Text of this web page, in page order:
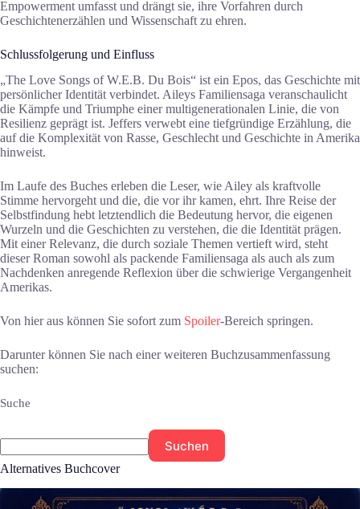
Empowerment umfasst und drängt sie, ihre Vorfahren durch
Geschichtenerzählen und Wissenschaft zu ehren.
Schlussfolgerung und Einfluss
„The Love Songs of W.E.B. Du Bois“ ist ein Epos, das Geschichte mit
persönlicher Identität verbindet. Aileys Familiensaga veranschaulicht
die Kämpfe und Triumphe einer multigenerationalen Linie, die von
Resilienz geprägt ist. Jeffers verwebt eine tiefgründige Erzählung, die
auf die Komplexität von Rasse, Geschlecht und Geschichte in Amerika
hinweist.
Im Laufe des Buches erleben die Leser, wie Ailey als kraftvolle
Stimme hervorgeht und die, die vor ihr kamen, ehrt. Ihre Reise der
Selbstfindung hebt letztendlich die Bedeutung hervor, die eigenen
Wurzeln und die Geschichten zu verstehen, die die Identität prägen.
Mit einer Relevanz, die durch soziale Themen vertieft wird, steht
dieser Roman sowohl als packende Familiensaga als auch als zum
Nachdenken anregende Reflexion über die schwierige Vergangenheit
Amerikas.
Von hier aus können Sie sofort zum Spoiler-Bereich springen.
Darunter können Sie nach einer weiteren Buchzusammenfassung
suchen:
Suche
Suchen
Alternatives Buchcover